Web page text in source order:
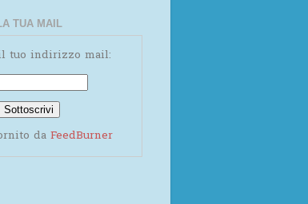
TUA MAIL
tuo indirizzo mail:
da FeedBurner